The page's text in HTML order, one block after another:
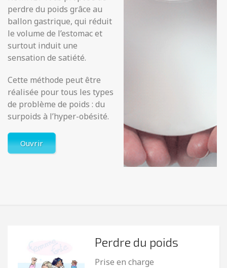
perdre du poids grâce au
ballon gastrique, qui réduit
le volume de l’estomac et
surtout induit une
sensation de satiété.
Cette méthode peut être
réalisée pour tous les types
de problème de poids : du
surpoids à l’hyper-obésité.
Ouvrir
Perdre du poids
Prise en charge